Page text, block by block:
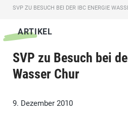
SVP ZU BESUCH BEI DER IBC ENERGIE
ARTIKEL
SVP zu Besuch bei
Wasser Chur
9. Dezember 2010